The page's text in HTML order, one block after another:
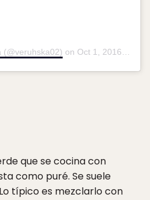
(@veruhska02) on Oct 1, 2016 at 3:56pm PDT
que se cocina con
como puré. Se suele
típico es mezclarlo con